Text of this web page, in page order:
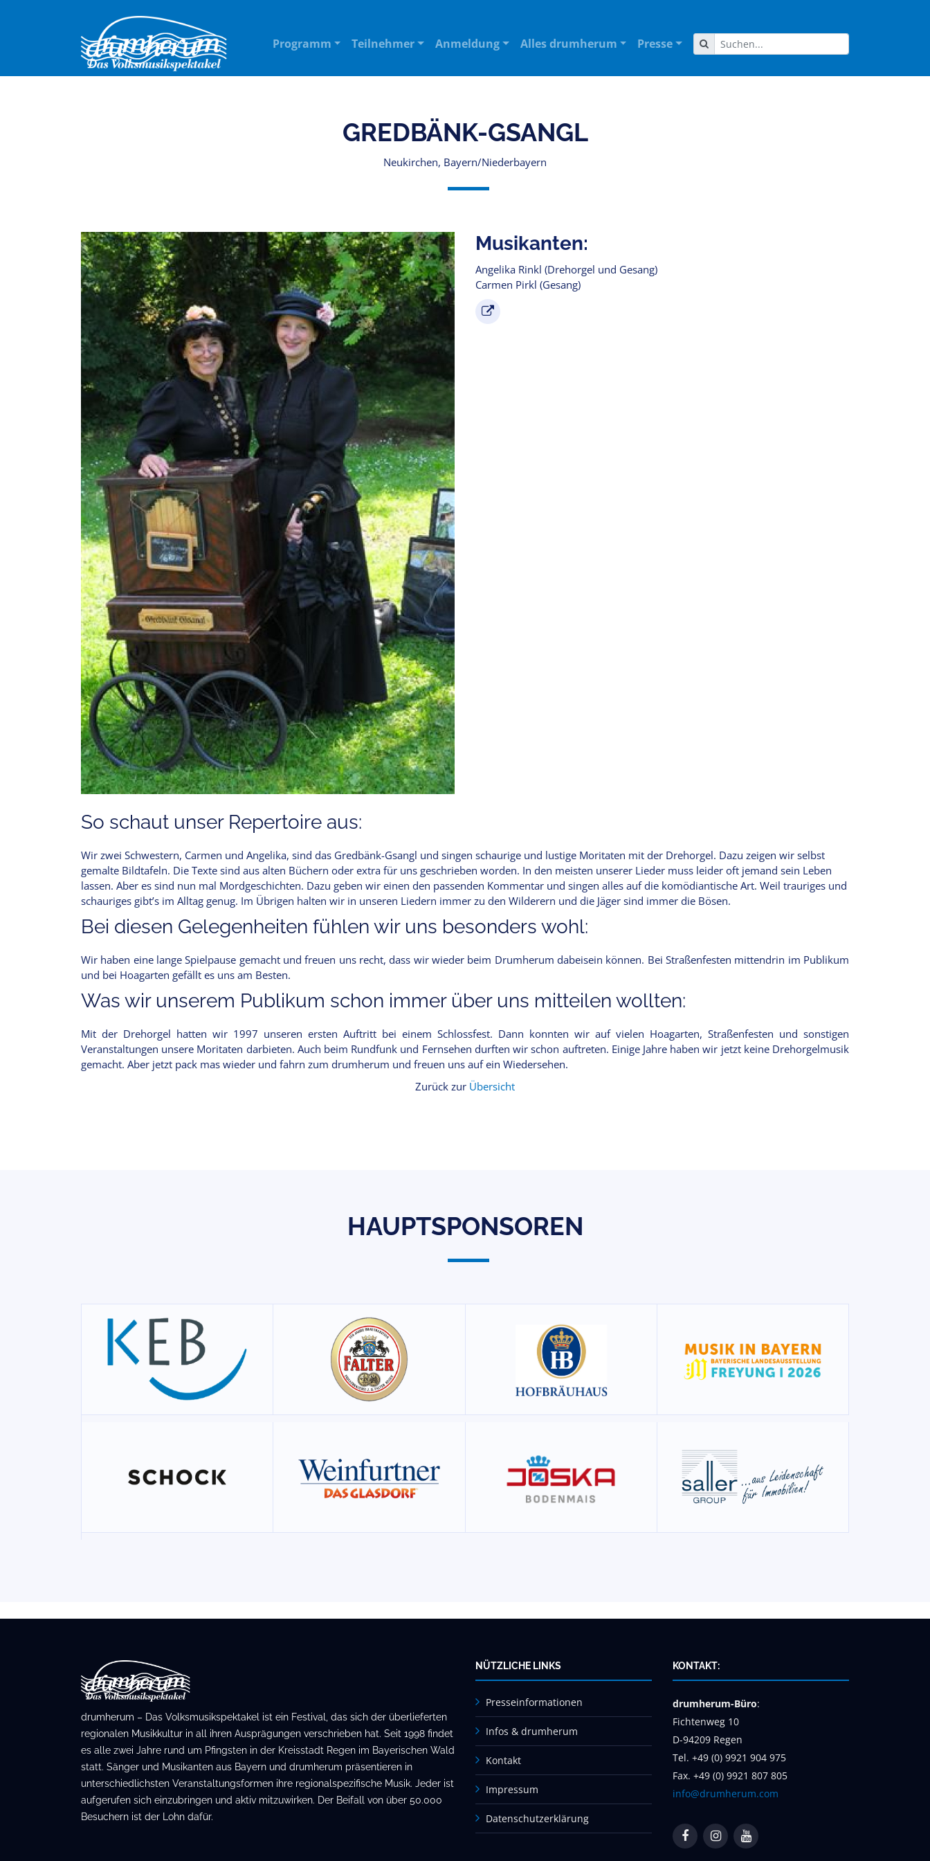
Programm Teilnehmer Anmeldung Alles drumherum Presse
GREDBÄNK-GSANGL
Neukirchen, Bayern/Niederbayern
Musikanten:
Angelika Rinkl (Drehorgel und Gesang)
Carmen Pirkl (Gesang)
So schaut unser Repertoire aus:
Wir zwei Schwestern, Carmen und Angelika, sind das Gredbänk-Gsangl und singen schaurige und lustige Moritaten mit der Drehorgel. Dazu zeigen wir selbst
gemalte Bildtafeln. Die Texte sind aus alten Büchern oder extra für uns geschrieben worden. In den meisten unserer Lieder muss leider oft jemand sein Leben
lassen. Aber es sind nun mal Mordgeschichten. Dazu geben wir einen den passenden Kommentar und singen alles auf die komödiantische Art. Weil trauriges und
schauriges gibt’s im Alltag genug. Im Übrigen halten wir in unseren Liedern immer zu den Wilderern und die Jäger sind immer die Bösen.
Bei diesen Gelegenheiten fühlen wir uns besonders wohl:
Wir haben eine lange Spielpause gemacht und freuen uns recht, dass wir wieder beim Drumherum dabeisein können. Bei Straßenfesten mittendrin im Publikum
und bei Hoagarten gefällt es uns am Besten.
Was wir unserem Publikum schon immer über uns mitteilen wollten:
Mit der Drehorgel hatten wir 1997 unseren ersten Auftritt bei einem Schlossfest. Dann konnten wir auf vielen Hoagarten, Straßenfesten und sonstigen
Veranstaltungen unsere Moritaten darbieten. Auch beim Rundfunk und Fernsehen durften wir schon auftreten. Einige Jahre haben wir jetzt keine Drehorgelmusik
gemacht. Aber jetzt pack mas wieder und fahrn zum drumherum und freuen uns auf ein Wiedersehen.
Zurück zur Übersicht
HAUPTSPONSOREN
drumherum – Das Volksmusikspektakel ist ein Festival, das sich der überlieferten
regionalen Musikkultur in all ihren Ausprägungen verschrieben hat. Seit 1998 findet
es alle zwei Jahre rund um Pfingsten in der Kreisstadt Regen im Bayerischen Wald
statt. Sänger und Musikanten aus Bayern und drumherum präsentieren in
unterschiedlichsten Veranstaltungsformen ihre regionalspezifische Musik. Jeder ist
aufgerufen sich einzubringen und aktiv mitzuwirken. Der Beifall von über 50.000
Besuchern ist der Lohn dafür.
NÜTZLICHE LINKS
Presseinformationen
Infos & drumherum
Kontakt
Impressum
Datenschutzerklärung
KONTAKT:
drumherum-Büro:
Fichtenweg 10
D-94209 Regen
Tel. +49 (0) 9921 904 975
Fax. +49 (0) 9921 807 805
info@drumherum.com